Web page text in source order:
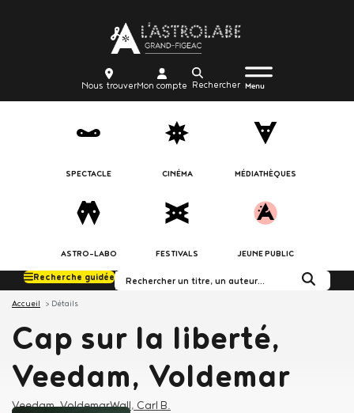
au
contenu
principal
Body
trouver
Nous trouvercompte
Mon compte
Recherche
Menu
burger
Body
icon_trigger
Menu
SPECTACLE CINÉMA MÉDIATHÈQUES
ASTRO-LABO FESTIVALS JEUNE PUBLIC
Rechercher dans le
Recherche guidée
Accueil Détails
Cap sur la liberté,
Veedam, Voldemar
Auteur
Veedam, VoldemarWall, Carl B.